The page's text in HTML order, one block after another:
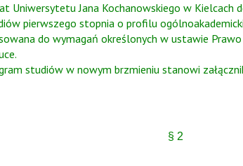
Uniwersytetu Jana Kochanowskiego w Kielcach
pierwszego stopnia o profilu
do wymagań określonych w ustawie
studiów w nowym brzmieniu stanowi
§ 2